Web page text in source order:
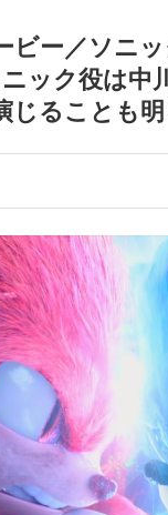
ム、型式番号な
ェ
称
ビー／ソニ
ック役は
じることも